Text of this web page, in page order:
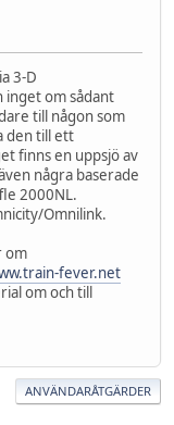
3-D
inget om sådant
till någon som
den till ett
finns en uppsjö av
några baserade
2000NL.
Omnilink.
om
fever.net
om och till
ANVÄNDARÅTGÄRDER